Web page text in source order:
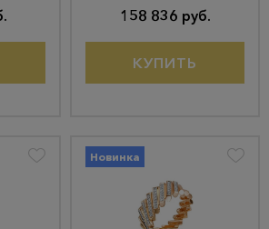
158 836 руб.
КУПИТЬ
Новинка